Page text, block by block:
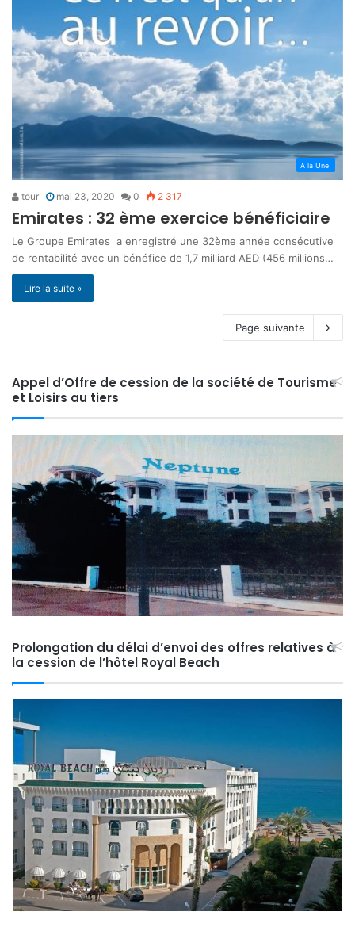
A la Une
tour mai 23, 2020 0 2 317
Emirates : 32 ème exercice bénéficiaire
Le Groupe Emirates a enregistré une 32ème année consécutive
de rentabilité avec un bénéfice de 1,7 milliard AED (456 millions…
Lire la suite »
Page suivante
Appel d’Offre de cession de la société de Tourisme
et Loisirs au tiers
Prolongation du délai d’envoi des offres relatives à
la cession de l’hôtel Royal Beach